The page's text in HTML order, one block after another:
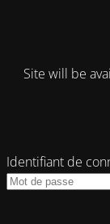
Site will be
Identifiant de